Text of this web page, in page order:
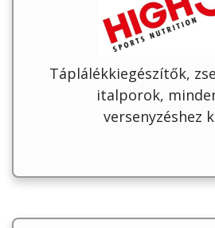
Táplálékkiegészítők,
italporok,
versenyzéshez